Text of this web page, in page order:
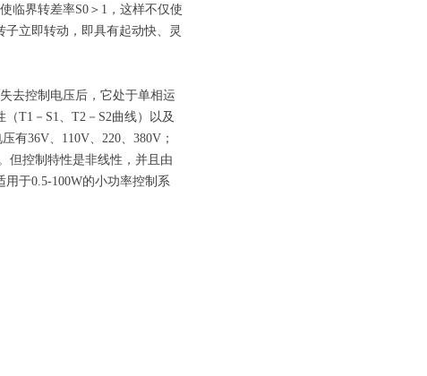
临界转差率S0＞1，这样不仅使
立即转动，即具有起动快、灵
去控制电压后，它处于单相运
T1－S1、T2－S2曲线）以及
有36V、110V、220、380V；
但控制特性是非线性，并且由
于0.5-100W的小功率控制系